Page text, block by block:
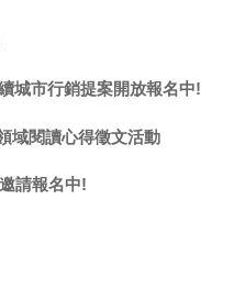
城市行銷提案開放報名中!
域閱讀心得徵文活動
請報名中!